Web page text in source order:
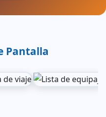
Pantalla